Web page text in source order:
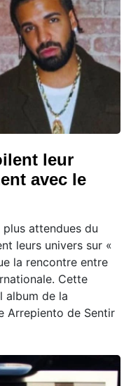
leur
avec le
plus attendues du
leurs univers sur «
la rencontre entre
Cette
album de la
Arrepiento de Sentir